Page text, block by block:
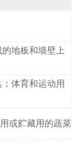
地板和墙壁上
体育和运动用
或贮藏用的蔬菜